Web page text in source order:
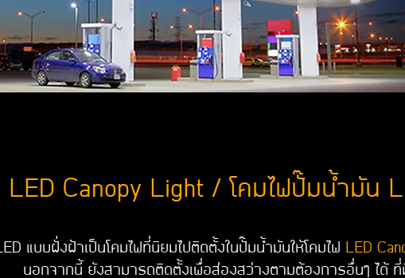
LED Canopy Light / โคมไฟปั๊มน้ำมัน
LED แบบฝั่งฝ้าเป็นโคมไฟที่นิยมไปติดตั้งในปั๊มน้ำมันให้โคมไฟ LED
นอกจากนี้ ยังสามารถติดตั้งเพื่อส่องสว่างตามต้องการอื่นๆ ได้ ที่